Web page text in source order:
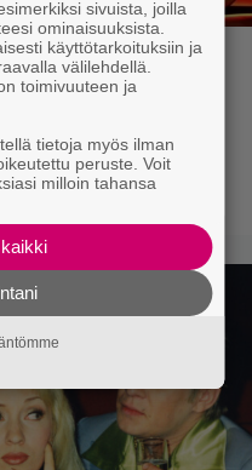
lauantain
isot
sivuista, joilla
ominaisuuksista.
käyttötarkoituksiin ja
välilehdellä.
toimivuuteen ja
tietoja myös ilman
peruste. Voit
milloin tahansa